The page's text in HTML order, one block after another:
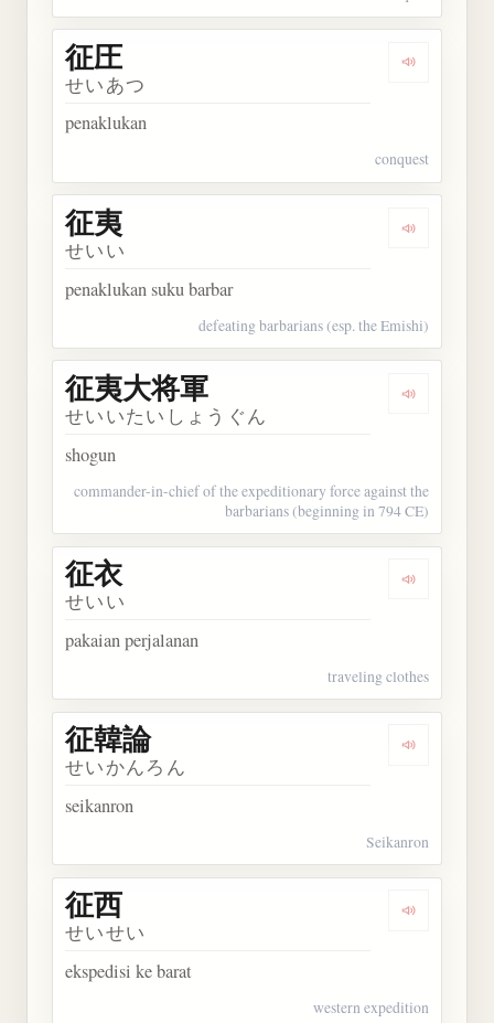
Dengarkan
征圧
せいあつ
penaklukan
conquest
Dengarkan
征夷
せいい
penaklukan suku barbar
defeating barbarians (esp. the Emishi)
Dengarkan
征夷大将軍
せいいたいしょうぐん
shogun
commander-in-chief of the expeditionary force against the
barbarians (beginning in 794 CE)
Dengarkan
征衣
せいい
pakaian perjalanan
traveling clothes
Dengarkan
征韓論
せいかんろん
seikanron
Seikanron
Dengarkan
征西
せいせい
ekspedisi ke barat
western expedition